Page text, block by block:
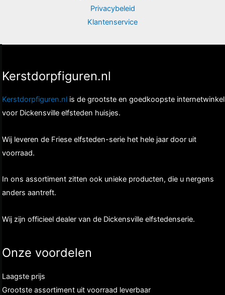
Privacybeleid
Klantenservice
Kerstdorpfiguren.nl
Kerstdorpfiguren.nl is de grootste en goedkoopste internetwinkel
voor Dickensville elfsteden huisjes.
Wij leveren de Friese elfsteden-serie het hele jaar door uit
voorraad.
In ons assortiment zitten ook unieke producten, die u nergens
anders aantreft.
Wij zijn officieel dealer van de Dickensville elfstedenserie.
Onze voordelen
Laagste prijs
Grootste assortiment uit voorraad leverbaar